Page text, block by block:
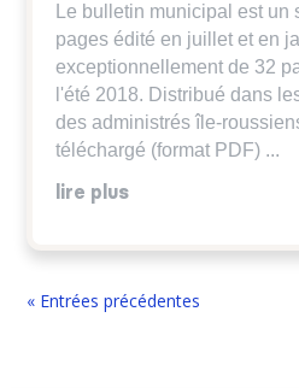
Le bulletin municipal est un
pages édité en juillet et en
exceptionnellement de 32
l'été 2018. Distribué dans
des administrés île-
téléchargé (format PDF) ...
lire plus
« Entrées précédentes